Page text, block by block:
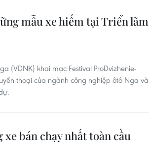
mẫu xe hiếm tại Triển lãm
(VDNK) khai mạc Festival ProDvizhenie-
thoại của ngành công nghiệp ôtô Nga và
bán chạy nhất toàn cầu